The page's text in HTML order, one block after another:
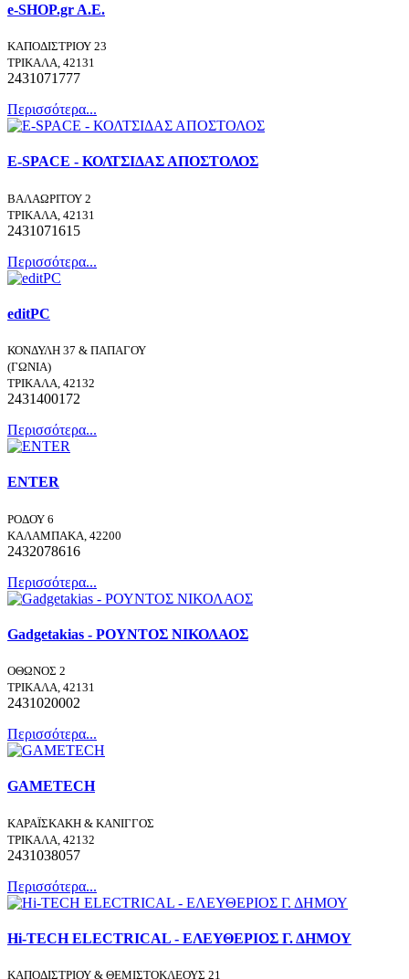
e-SHOP.gr A.E.
ΚΑΠΟΔΙΣΤΡΙΟΥ 23
ΤΡΙΚΑΛΑ, 42131
2431071777
Περισσότερα...
E-SPACE - ΚΟΛΤΣΙΔΑΣ ΑΠΟΣΤΟΛΟΣ
ΒΑΛΑΩΡΙΤΟΥ 2
ΤΡΙΚΑΛΑ, 42131
2431071615
Περισσότερα...
editPC
ΚΟΝΔΥΛΗ 37 & ΠΑΠΑΓΟΥ
(ΓΩΝΙΑ)
ΤΡΙΚΑΛΑ, 42132
2431400172
Περισσότερα...
ENTER
ΡΟΔΟΥ 6
ΚΑΛΑΜΠΑΚΑ, 42200
2432078616
Περισσότερα...
Gadgetakias - ΡΟΥΝΤΟΣ ΝΙΚΟΛΑΟΣ
ΟΘΩΝΟΣ 2
ΤΡΙΚΑΛΑ, 42131
2431020002
Περισσότερα...
GAMETECH
ΚΑΡΑΪΣΚΑΚΗ & ΚΑΝΙΓΓΟΣ
ΤΡΙΚΑΛΑ, 42132
2431038057
Περισσότερα...
Hi-TECH ELECTRICAL - ΕΛΕΥΘΕΡΙΟΣ Γ. ΔΗΜΟΥ
ΚΑΠΟΔΙΣΤΡΙΟΥ & ΘΕΜΙΣΤΟΚΛΕΟΥΣ 21